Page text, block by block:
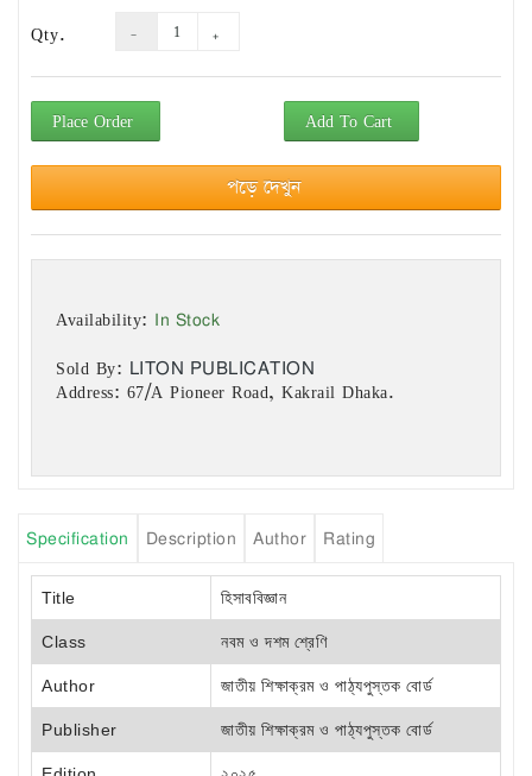
Qty.
Place Order Add To Cart
পড়ে দেখুন
Availability: In Stock
Sold By: LITON PUBLICATION
Address: 67/A Pioneer Road, Kakrail Dhaka.
Specification Description Author Rating
Title হিসাববিজ্ঞান
Class নবম ও দশম শ্রেণি
Author জাতীয় শিক্ষাক্রম ও পাঠ্যপুস্তক বোর্ড
Publisher জাতীয় শিক্ষাক্রম ও পাঠ্যপুস্তক বোর্ড